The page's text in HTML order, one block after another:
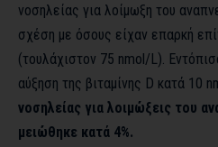
νοσηλείας για λοίμωξη του
σχέση με όσους είχαν επαρκή
(τουλάχιστον 75 nmol/L).
αύξηση της βιταμίνης D κατά 10
νοσηλείας για λοιμώξεις του
μειώθηκε κατά 4%.